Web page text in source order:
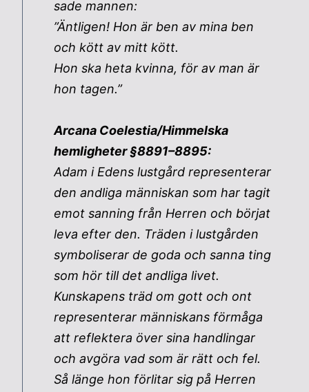
sade mannen:
”Äntligen! Hon är ben av mina ben
och kött av mitt kött.
Hon ska heta kvinna, för av man är
hon tagen.”
Arcana Coelestia/Himmelska
hemligheter §8891–8895:
Adam i Edens lustgård representerar
den andliga människan som har tagit
emot sanning från Herren och börjat
leva efter den. Träden i lustgården
symboliserar de goda och sanna ting
som hör till det andliga livet.
Kunskapens träd om gott och ont
representerar människans förmåga
att reflektera över sina handlingar
och avgöra vad som är rätt och fel.
Så länge hon förlitar sig på Herren